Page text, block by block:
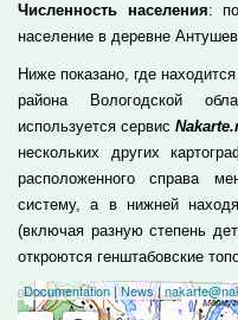
Численность населения:
население в деревне
Ниже показано, где
района Вологодской
используется сервис
нескольких других
расположенного справа
систему, а в нижней
(включая разную степень
откроются генштабовские